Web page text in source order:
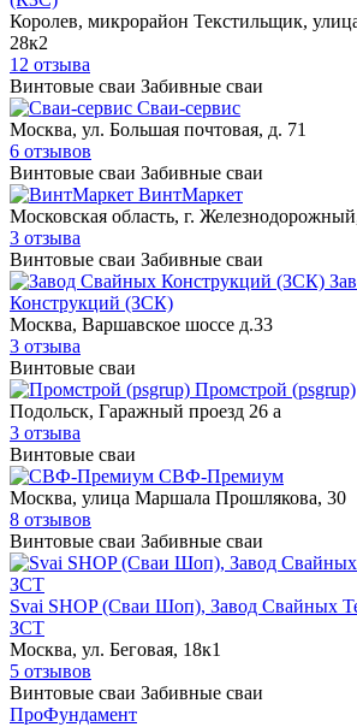
Королев, микрорайон Текстильщик,
28к2
12 отзыва
Винтовые сваи Забивные сваи
Сваи-сервис
Москва, ул. Большая почтовая, д. 71
6 отзывов
Винтовые сваи Забивные сваи
ВинтМаркет
Московская область, г.
3 отзыва
Винтовые сваи Забивные сваи
Конструкций (ЗСК)
Москва, Варшавское шоссе д.33
3 отзыва
Винтовые сваи
Промстрой (psgrup)
Подольск, Гаражный проезд 26 а
3 отзыва
Винтовые сваи
СВФ-Премиум
Москва, улица Маршала Прошлякова, 30
8 отзывов
Винтовые сваи Забивные сваи
Svai SHOP (Сваи Шоп), Завод Свайных
ЗСТ
Москва, ул. Беговая, 18к1
5 отзывов
Винтовые сваи Забивные сваи
ПроФундамент